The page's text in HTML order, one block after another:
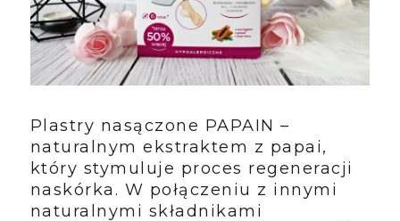
Plastry nasączone PAPAIN –
naturalnym ekstraktem z papai,
który stymuluje proces regeneracji
naskórka. W połączeniu z innymi
naturalnymi składnikami